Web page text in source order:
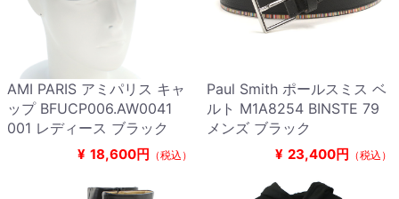
AMI PARIS アミパリス キャ
ップ BFUCP006.AW0041
001 レディース ブラック
¥ 18,600円 （税込）
Paul Smith ポールスミス ベ
ルト M1A8254 BINSTE 79
メンズ ブラック
¥ 23,400円 （税込）